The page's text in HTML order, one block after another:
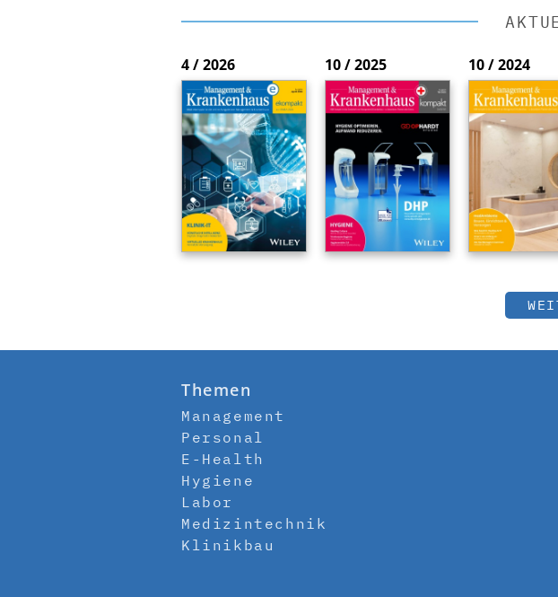
4 / 2026 10 / 2025 10 / 2024
Themen
Management
Personal
E-Health
Hygiene
Labor
Medizintechnik
Klinikbau